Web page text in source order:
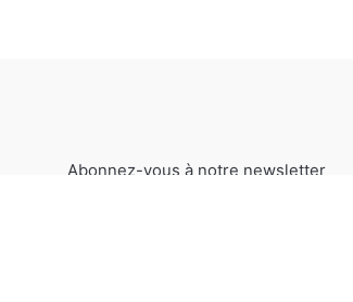
Abonnez-vous à notre newsletter